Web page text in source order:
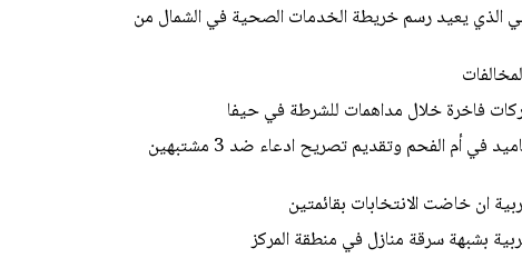
الذي يعيد رسم خريطة الخدمات الصحية في الشمال من
الشرطة: فك رموز جريمة قتل الشاب محمد محاميد في أم الفحم وتقديم تصريح ادعاء ضد 3 مشتبهين
ان خاضت الانتخابات بقائمتين